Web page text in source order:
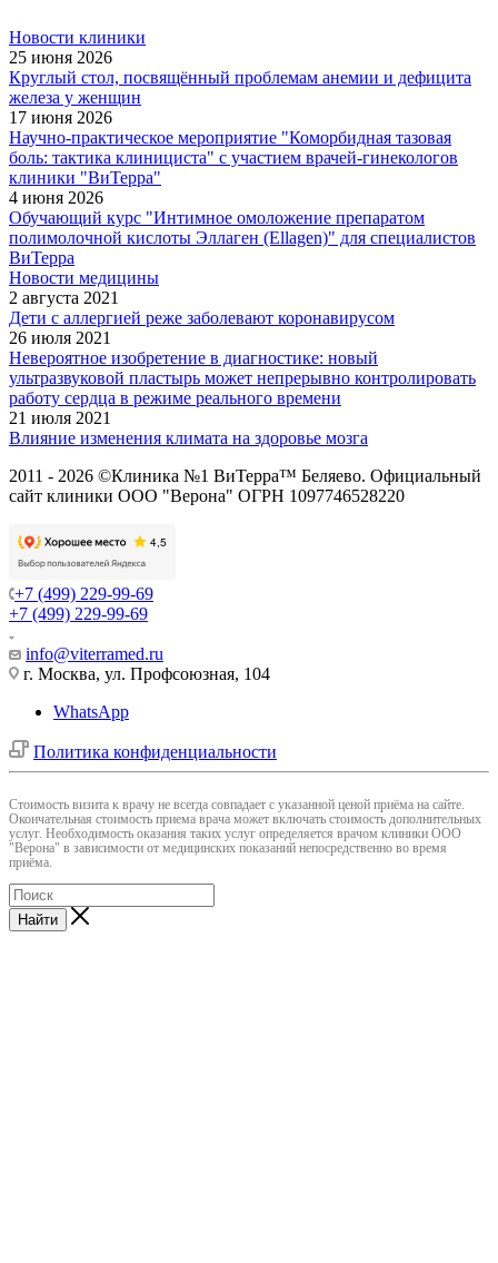
Новости клиники
25 июня 2026
Круглый стол, посвящённый проблемам анемии и дефицита
железа у женщин
17 июня 2026
Научно-практическое мероприятие "Коморбидная тазовая
боль: тактика клинициста" с участием врачей-гинекологов
клиники "ВиТерра"
4 июня 2026
Обучающий курс "Интимное омоложение препаратом
полимолочной кислоты Эллаген (Ellagen)" для специалистов
ВиТерра
Новости медицины
2 августа 2021
Дети с аллергией реже заболевают коронавирусом
26 июля 2021
Невероятное изобретение в диагностике: новый
ультразвуковой пластырь может непрерывно контролировать
работу сердца в режиме реального времени
21 июля 2021
Влияние изменения климата на здоровье мозга
2011 - 2026 ©Клиника №1 ВиТерра™ Беляево. Официальный
сайт клиники ООО "Верона" ОГРН 1097746528220
+7 (499) 229-99-69
+7 (499) 229-99-69
info@viterramed.ru
г. Москва, ул. Профсоюзная, 104
WhatsApp
Политика конфиденциальности
Cтоимость визита к врачу не всегда совпадает с указанной ценой приёма на сайте.
Окончательная стоимость приема врача может включать стоимость дополнительных
услуг. Необходимость оказания таких услуг определяется врачом клиники ООО
"Верона" в зависимости от медицинских показаний непосредственно во время
приёма.
Найти